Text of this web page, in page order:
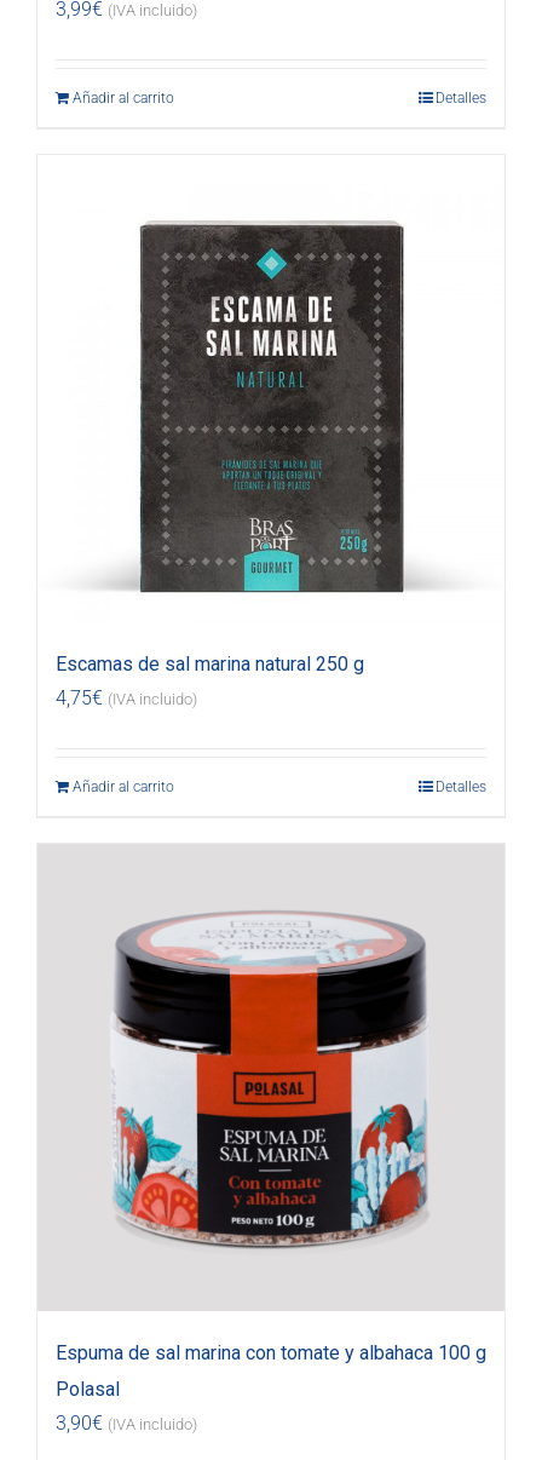
3,99€ (IVA incluido)
Añadir al carrito Detalles
Escamas de sal marina natural 250 g
4,75€ (IVA incluido)
Añadir al carrito Detalles
Espuma de sal marina con tomate y albahaca 100 g
Polasal
3,90€ (IVA incluido)